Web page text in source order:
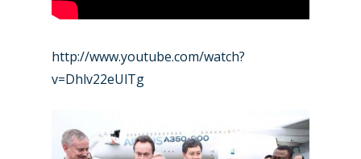
http://www.youtube.com/watch?
v=Dhlv22eUlTg